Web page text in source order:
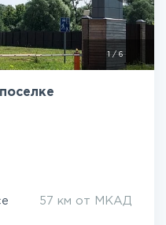
1 /6
57 км от МКАД